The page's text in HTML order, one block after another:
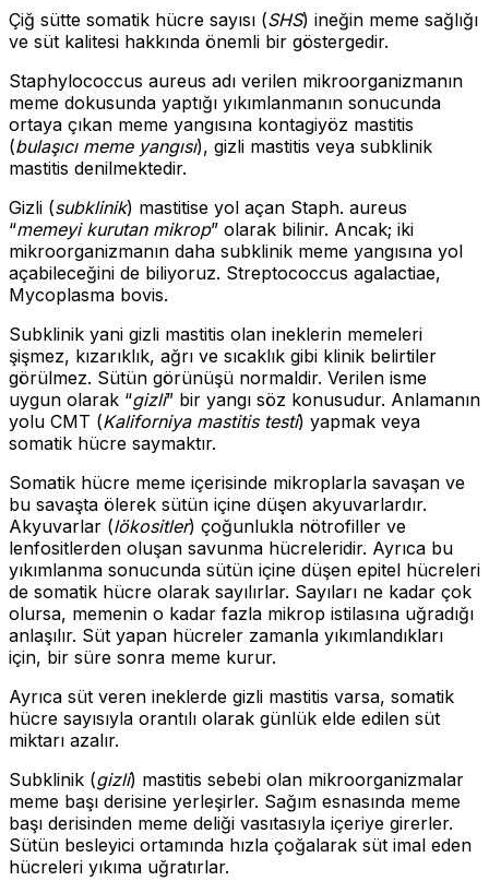
Çiğ sütte somatik hücre sayısı (SHS) ineğin meme sağlığı
ve süt kalitesi hakkında önemli bir göstergedir.
Staphylococcus aureus adı verilen mikroorganizmanın
meme dokusunda yaptığı yıkımlanmanın sonucunda
ortaya çıkan meme yangısına kontagiyöz mastitis
(bulaşıcı meme yangısı), gizli mastitis veya subklinik
mastitis denilmektedir.
Gizli (subklinik) mastitise yol açan Staph. aureus
“memeyi kurutan mikrop” olarak bilinir. Ancak; iki
mikroorganizmanın daha subklinik meme yangısına yol
açabileceğini de biliyoruz. Streptococcus agalactiae,
Mycoplasma bovis.
Subklinik yani gizli mastitis olan ineklerin memeleri
şişmez, kızarıklık, ağrı ve sıcaklık gibi klinik belirtiler
görülmez. Sütün görünüşü normaldir. Verilen isme
uygun olarak “gizli” bir yangı söz konusudur. Anlamanın
yolu CMT (Kaliforniya mastitis testi) yapmak veya
somatik hücre saymaktır.
Somatik hücre meme içerisinde mikroplarla savaşan ve
bu savaşta ölerek sütün içine düşen akyuvarlardır.
Akyuvarlar (lökositler) çoğunlukla nötrofiller ve
lenfositlerden oluşan savunma hücreleridir. Ayrıca bu
yıkımlanma sonucunda sütün içine düşen epitel hücreleri
de somatik hücre olarak sayılırlar. Sayıları ne kadar çok
olursa, memenin o kadar fazla mikrop istilasına uğradığı
anlaşılır. Süt yapan hücreler zamanla yıkımlandıkları
için, bir süre sonra meme kurur.
Ayrıca süt veren ineklerde gizli mastitis varsa, somatik
hücre sayısıyla orantılı olarak günlük elde edilen süt
miktarı azalır.
Subklinik (gizli) mastitis sebebi olan mikroorganizmalar
meme başı derisine yerleşirler. Sağım esnasında meme
başı derisinden meme deliği vasıtasıyla içeriye girerler.
Sütün besleyici ortamında hızla çoğalarak süt imal eden
hücreleri yıkıma uğratırlar.